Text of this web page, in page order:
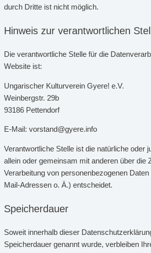
durch Dritte ist nicht möglich.
Hinweis zur verantwortlichen
Die verantwortliche Stelle für die
Website ist:
Ungarischer Kulturverein Gyere! e.V.
Weinbergstr. 29b
93186 Pettendorf
E-Mail: vorstand@gyere.info
Verantwortliche Stelle ist die natürliche oder
allein oder gemeinsam mit anderen über die
Verarbeitung von personenbezogenen
Mail-Adressen o. Ä.) entscheidet.
Speicherdauer
Soweit innerhalb dieser
Speicherdauer genannt wurde, verbleiben